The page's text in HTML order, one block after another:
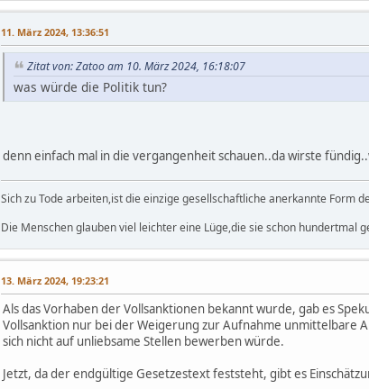
11. März 2024, 13:36:51
Zitat von: Zatoo am 10. März 2024, 16:18:07
was würde die Politik tun?
denn einfach mal in die vergangenheit schauen..da wirste
Sich zu Tode arbeiten,ist die einzige gesellschaftliche anerkannte Form
Die Menschen glauben viel leichter eine Lüge,die sie schon hundertmal
13. März 2024, 19:23:21
Als das Vorhaben der Vollsanktionen bekannt wurde, gab es
Vollsanktion nur bei der Weigerung zur Aufnahme unmittelbare
sich nicht auf unliebsame Stellen bewerben würde.
Jetzt, da der endgültige Gesetzestext feststeht, gibt es